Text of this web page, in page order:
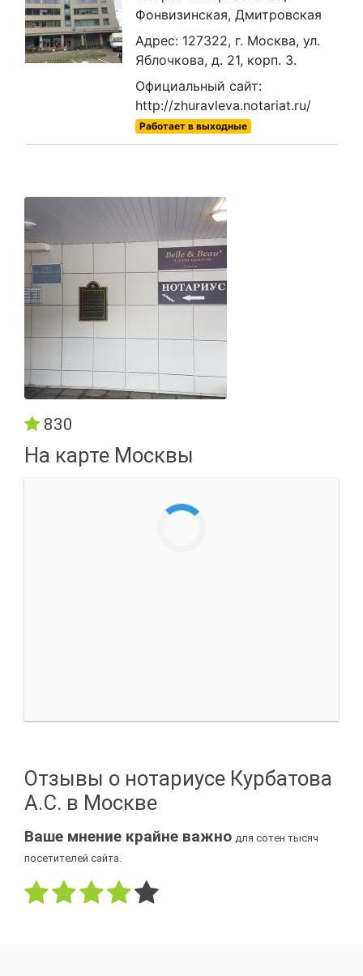
Фонвизинская, Дмитровская
Адрес: 127322, г. Москва, ул.
Яблочкова, д. 21, корп. 3.
Официальный сайт:
http://zhuravleva.notariat.ru/
Работает в выходные
830
На карте Москвы
Отзывы о нотариусе Курбатова
А.С. в Москве
Ваше мнение крайне важно для сотен тысяч
посетителей сайта.